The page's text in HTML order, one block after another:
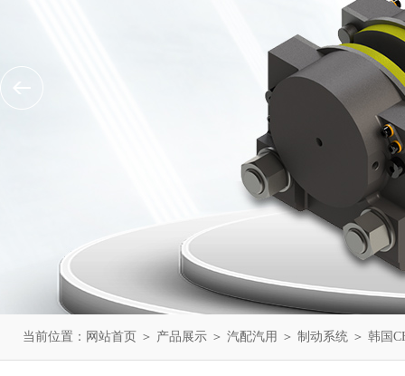
当前位置： 网站首页 ＞ 产品展示 ＞ 汽配汽用 ＞ 制动系统 ＞ 韩国